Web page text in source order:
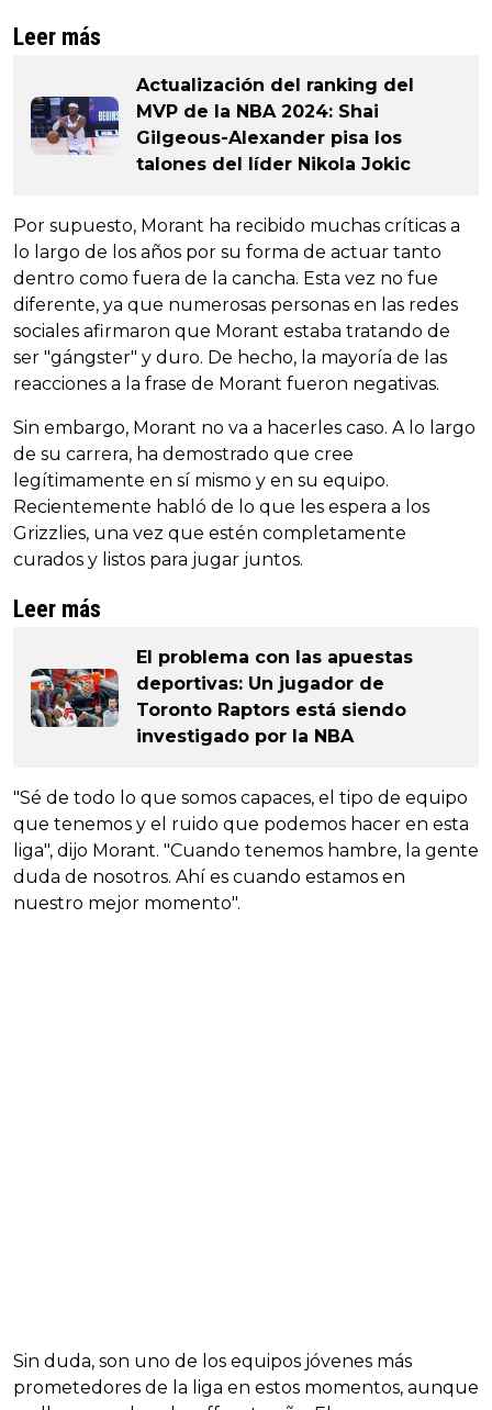
Leer más
Actualización del ranking del
MVP de la NBA 2024: Shai
Gilgeous-Alexander pisa los
talones del líder Nikola Jokic
Por supuesto, Morant ha recibido muchas críticas a
lo largo de los años por su forma de actuar tanto
dentro como fuera de la cancha. Esta vez no fue
diferente, ya que numerosas personas en las redes
sociales afirmaron que Morant estaba tratando de
ser "gángster" y duro. De hecho, la mayoría de las
reacciones a la frase de Morant fueron negativas.
Sin embargo, Morant no va a hacerles caso. A lo largo
de su carrera, ha demostrado que cree
legítimamente en sí mismo y en su equipo.
Recientemente habló de lo que les espera a los
Grizzlies, una vez que estén completamente
curados y listos para jugar juntos.
Leer más
El problema con las apuestas
deportivas: Un jugador de
Toronto Raptors está siendo
investigado por la NBA
"Sé de todo lo que somos capaces, el tipo de equipo
que tenemos y el ruido que podemos hacer en esta
liga", dijo Morant. "Cuando tenemos hambre, la gente
duda de nosotros. Ahí es cuando estamos en
nuestro mejor momento".
Sin duda, son uno de los equipos jóvenes más
prometedores de la liga en estos momentos, aunque